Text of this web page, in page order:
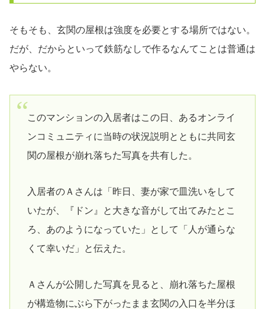
そもそも、玄関の屋根は強度を必要とする場所ではない。
だが、だからといって鉄筋なしで作るなんてことは普通は
やらない。
このマンションの入居者はこの日、あるオンライ
ンコミュニティに当時の状況説明とともに共同玄
関の屋根が崩れ落ちた写真を共有した。
入居者のＡさんは「昨日、妻が家で皿洗いをして
いたが、『ドン』と大きな音がして出てみたとこ
ろ、あのようになっていた」として「人が通らな
くて幸いだ」と伝えた。
Ａさんが公開した写真を見ると、崩れ落ちた屋根
が構造物にぶら下がったまま玄関の入口を半分ほ